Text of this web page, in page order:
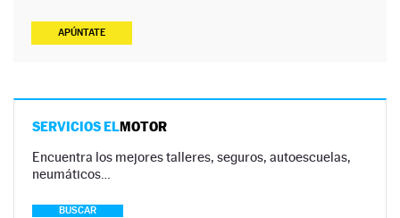
APÚNTATE
SERVICIOS ELMOTOR
Encuentra los mejores talleres, seguros, autoescuelas,
neumáticos…
BUSCAR